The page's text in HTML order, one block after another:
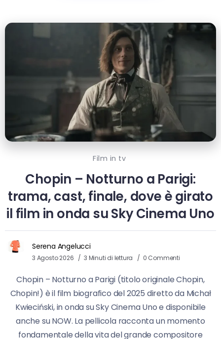
Film in tv
Chopin – Notturno a Parigi:
trama, cast, finale, dove è girato
il film in onda su Sky Cinema Uno
Serena Angelucci
3 Agosto 2026 3 Minuti di lettura 0 Commenti
Chopin – Notturno a Parigi (titolo originale Chopin,
Chopin!) è il film biografico del 2025 diretto da Michał
Kwieciński, in onda su Sky Cinema Uno e disponibile
anche su NOW. La pellicola racconta un momento
fondamentale della vita del grande compositore